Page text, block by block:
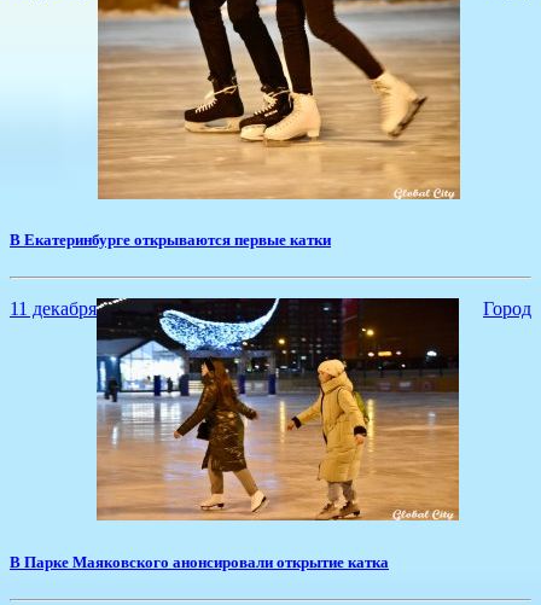
​В Екатеринбурге открываются первые катки
11 декабря Город
​В Парке Маяковского анонсировали открытие катка